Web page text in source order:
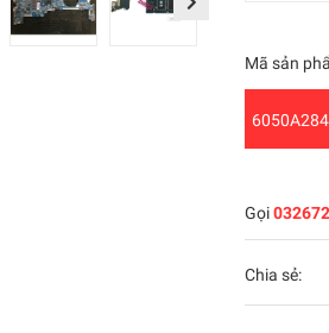
Mã sản
Gọi
Chia sẻ: